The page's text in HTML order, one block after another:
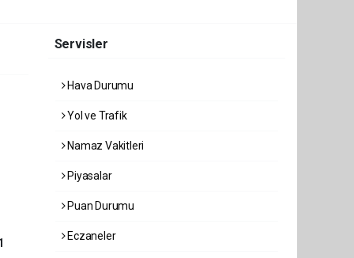
Servisler
Hava Durumu
Yol ve Trafik
Namaz Vakitleri
Piyasalar
Puan Durumu
Eczaneler